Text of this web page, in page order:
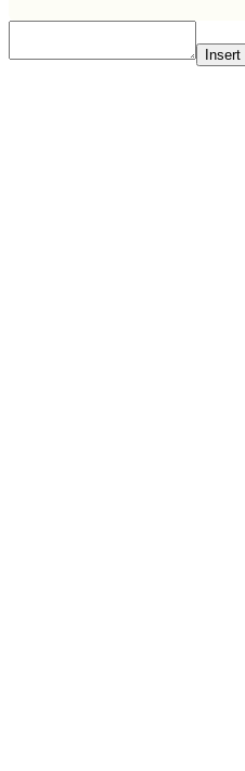
Insert